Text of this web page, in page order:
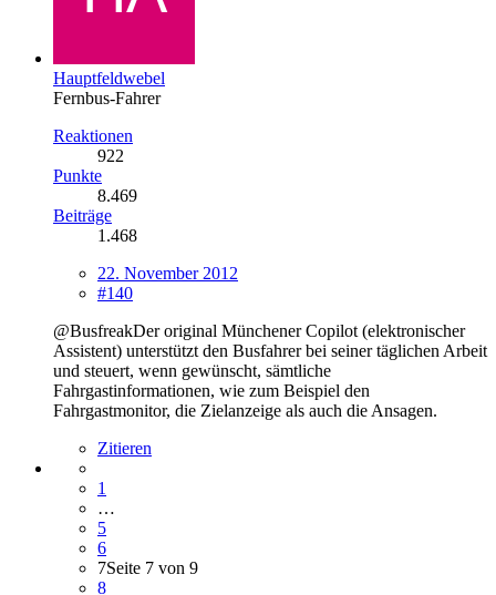
Hauptfeldwebel
Fernbus-Fahrer
Reaktionen
922
Punkte
8.469
Beiträge
1.468
22. November 2012
#140
@BusfreakDer original Münchener Copilot (elektronischer
Assistent) unterstützt den Busfahrer bei seiner täglichen Arbeit
und steuert, wenn gewünscht, sämtliche
Fahrgastinformationen, wie zum Beispiel den
Fahrgastmonitor, die Zielanzeige als auch die Ansagen.
Zitieren
1
…
5
6
7Seite 7 von 9
8